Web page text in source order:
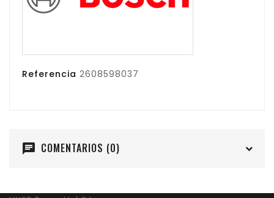
Referencia 2608598037
chat COMENTARIOS (0)